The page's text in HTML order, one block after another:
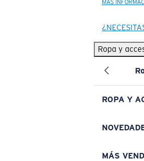
MÁS
Ropa y
ROPA Y
MÁS